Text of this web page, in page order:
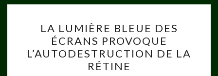
LUMIÈRE
BLEUE
DES
ÉCRANS
LA LUMIÈRE BLEUE DES
ÉCRANS PROVOQUE
L’AUTODESTRUCTION DE LA
RÉTINE